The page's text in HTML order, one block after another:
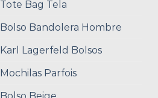
Tote Bag Tela
Bolso Bandolera Hombre
Karl Lagerfeld Bolsos
Mochilas Parfois
Bolso Beige